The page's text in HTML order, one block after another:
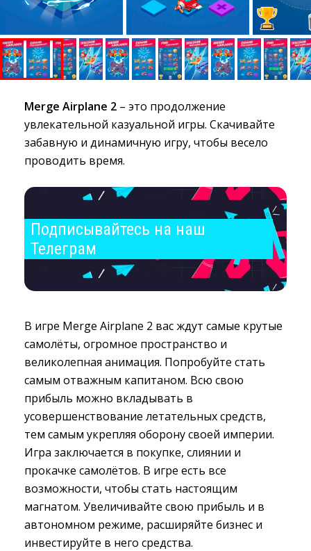
Merge Airplane 2 – это продолжение
увлекательной казуальной игры. Скачивайте
забавную и динамичную игру, чтобы весело
проводить время.
Подписывайтесь на наш
Телеграм
В игре Merge Airplane 2 вас ждут самые крутые
самолёты, огромное пространство и
великолепная анимация. Попробуйте стать
самым отважным капитаном. Всю свою
прибыль можно вкладывать в
усовершенствование летательных средств,
тем самым укрепляя оборону своей империи.
Игра заключается в покупке, слиянии и
прокачке самолётов. В игре есть все
возможности, чтобы стать настоящим
магнатом. Увеличивайте свою прибыль и в
автономном режиме, расширяйте бизнес и
инвестируйте в него средства.